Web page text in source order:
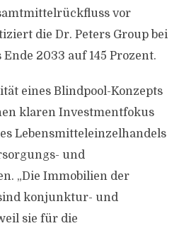
vor
die Dr. Peters Group bei
2033 auf 145 Prozent.
eines Blindpool-Konzepts
klaren Investmentfokus
Lebensmitteleinzelhandels
und
„Die Immobilien der
konjunktur- und
sie für die